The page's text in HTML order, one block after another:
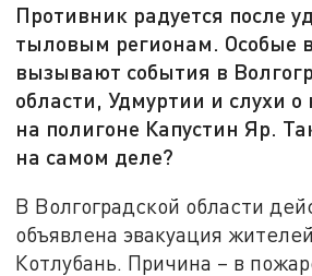
Противник радуется после
тыловым регионам. Особые
вызывают события в
области, Удмуртии и слухи о
на полигоне Капустин Яр.
на самом деле?
В Волгоградской области
объявлена эвакуация
Котлубань. Причина – в